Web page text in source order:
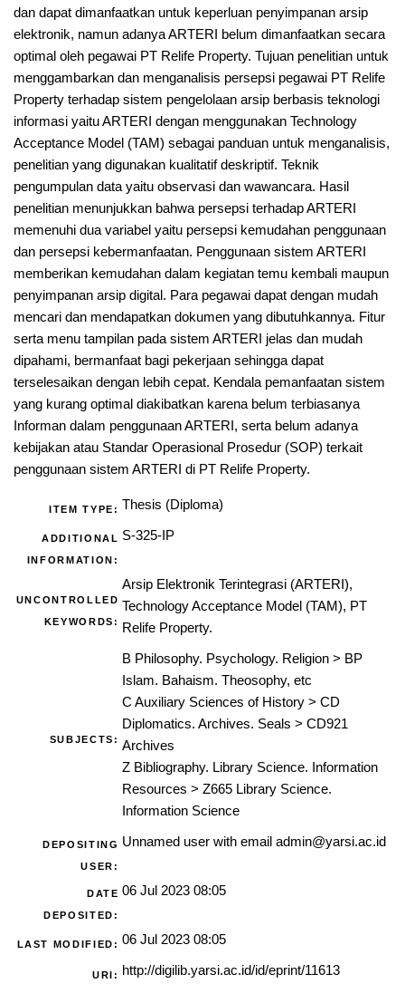
dan dapat dimanfaatkan untuk keperluan penyimpanan arsip
elektronik, namun adanya ARTERI belum dimanfaatkan secara
optimal oleh pegawai PT Relife Property. Tujuan penelitian untuk
menggambarkan dan menganalisis persepsi pegawai PT Relife
Property terhadap sistem pengelolaan arsip berbasis teknologi
informasi yaitu ARTERI dengan menggunakan Technology
Acceptance Model (TAM) sebagai panduan untuk menganalisis,
penelitian yang digunakan kualitatif deskriptif. Teknik
pengumpulan data yaitu observasi dan wawancara. Hasil
penelitian menunjukkan bahwa persepsi terhadap ARTERI
memenuhi dua variabel yaitu persepsi kemudahan penggunaan
dan persepsi kebermanfaatan. Penggunaan sistem ARTERI
memberikan kemudahan dalam kegiatan temu kembali maupun
penyimpanan arsip digital. Para pegawai dapat dengan mudah
mencari dan mendapatkan dokumen yang dibutuhkannya. Fitur
serta menu tampilan pada sistem ARTERI jelas dan mudah
dipahami, bermanfaat bagi pekerjaan sehingga dapat
terselesaikan dengan lebih cepat. Kendala pemanfaatan sistem
yang kurang optimal diakibatkan karena belum terbiasanya
Informan dalam penggunaan ARTERI, serta belum adanya
kebijakan atau Standar Operasional Prosedur (SOP) terkait
penggunaan sistem ARTERI di PT Relife Property.
ITEM TYPE: Thesis (Diploma)
ADDITIONAL
INFORMATION:
S-325-IP
UNCONTROLLED
KEYWORDS:
Arsip Elektronik Terintegrasi (ARTERI),
Technology Acceptance Model (TAM), PT
Relife Property.
SUBJECTS:
B Philosophy. Psychology. Religion> BP
Islam. Bahaism. Theosophy, etc
C Auxiliary Sciences of History> CD
Diplomatics. Archives. Seals > CD921
Archives
Z Bibliography. Library Science. Information
Resources > Z665 Library Science.
Information Science
DEPOSITING
USER:
Unnamed user with email admin@yarsi.ac.id
DATE
DEPOSITED:
06 Jul 2023 08:05
LAST MODIFIED: 06 Jul 2023 08:05
URI: http://digilib.yarsi.ac.id/id/eprint/11613